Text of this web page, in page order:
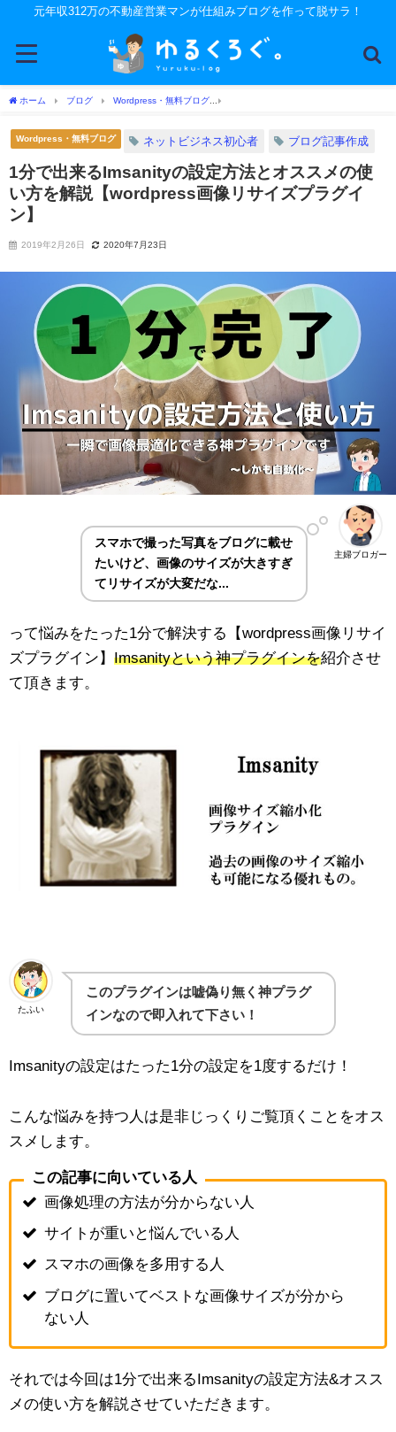
元年収312万の不動産営業マンが仕組みブログを作って脱サラ！
ホーム ブログ Wordpress・無料ブログ
Wordpress・無料ブログ ネットビジネス初心者 ブログ記事作成
1分で出来るImsanityの設定方法とオススメの使
い方を解説【wordpress画像リサイズプラグイ
ン】
2019年2月26日 2020年7月23日
主婦ブロガー
スマホで撮った写真をブログに載せ
たいけど、画像のサイズが大きすぎ
てリサイズが大変だな...
って悩みをたった1分で解決する【wordpress画像リサイ
ズプラグイン】 Imsanityという神プラグインを紹介させ
て頂きます。
たふい
このプラグインは嘘偽り無く神プラグ
インなので即入れて下さい！
Imsanityの設定はたった1分の設定を1度するだけ！
こんな悩みを持つ人は是非じっくりご覧頂くことをオス
スメします。
この記事に向いている人
画像処理の方法が分からない人
サイトが重いと悩んでいる人
スマホの画像を多用する人
ブログに置いてベストな画像サイズが分から
ない人
それでは今回は1分で出来るImsanityの設定方法&オスス
メの使い方を解説させていただきます。